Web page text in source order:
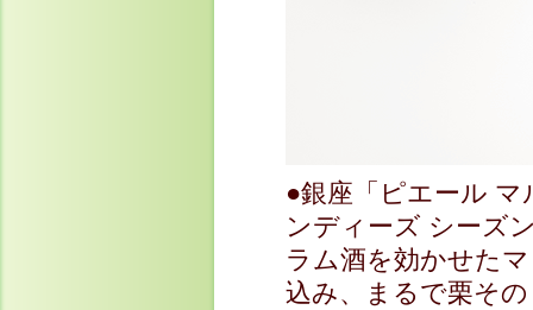
●銀座「ピエール
ンディーズ シーズ
ラム酒を効かせた
込み、まるで栗そ